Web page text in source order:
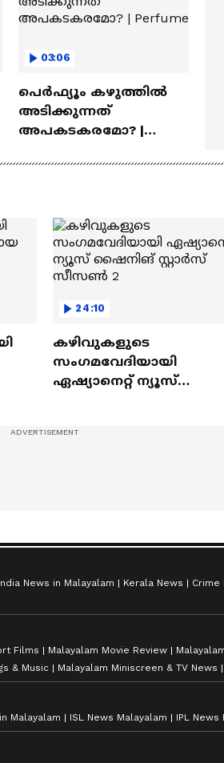
03:06
പെർഫ്യൂം കഴുത്തിൽ
അടിക്കുന്നത്
അപകടകരമോ? |
24:10
കഴിവുകളുടെ
സംഗമവേദിയായി
ഏഷ്യാനെറ്റ് ന്യൂസ്
News in Malayalam Kerala News Crime
Films Malayalam Movie Review
& Music Malayalam Miniscreen & TV News
Malayalam ISL News Malayalam IPL News